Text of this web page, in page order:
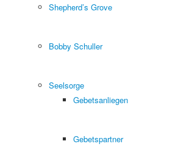
Shepherd’s Grove
Bobby Schuller
Seelsorge
Gebetsanliegen
Gebetspartner